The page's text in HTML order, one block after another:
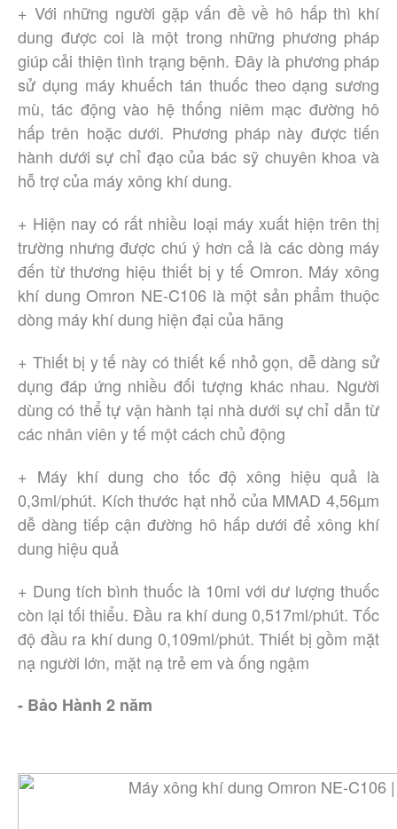
+ Với những người gặp vấn đề về hô hấp thì khí
dung được coi là một trong những phương pháp
giúp cải thiện tình trạng bệnh. Đây là phương pháp
sử dụng máy khuếch tán thuốc theo dạng sương
mù, tác động vào hệ thống niêm mạc đường hô
hấp trên hoặc dưới. Phương pháp này được tiến
hành dưới sự chỉ đạo của bác sỹ chuyên khoa và
hỗ trợ của máy xông khí dung.
+ Hiện nay có rất nhiều loại máy xuất hiện trên thị
trường nhưng được chú ý hơn cả là các dòng máy
đến từ thương hiệu thiết bị y tế Omron. Máy xông
khí dung Omron NE-C106 là một sản phẩm thuộc
dòng máy khí dung hiện đại của hãng
+ Thiết bị y tế này có thiết kế nhỏ gọn, dễ dàng sử
dụng đáp ứng nhiều đối tượng khác nhau. Người
dùng có thể tự vận hành tại nhà dưới sự chỉ dẫn từ
các nhân viên y tế một cách chủ động
+ Máy khí dung cho tốc độ xông hiệu quả là
0,3ml/phút. Kích thước hạt nhỏ của MMAD 4,56µm
dễ dàng tiếp cận đường hô hấp dưới để xông khí
dung hiệu quả
+ Dung tích bình thuốc là 10ml với dư lượng thuốc
còn lại tối thiểu. Đầu ra khí dung 0,517ml/phút. Tốc
độ đầu ra khí dung 0,109ml/phút. Thiết bị gồm mặt
nạ người lớn, mặt nạ trẻ em và ống ngậm
- Bảo Hành 2 năm